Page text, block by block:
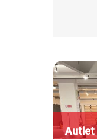
Autlet